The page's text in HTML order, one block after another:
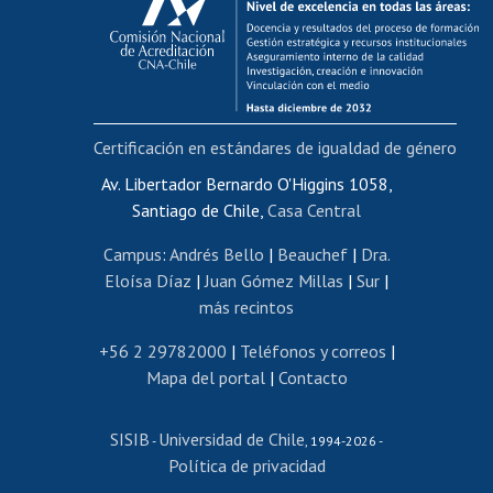
Postulación al AUCAI
Funcionarias/os
Cursos internos de capacitación
Bienestar del personal
Portal de movilidad interna
Certificado de renta
Certificado de renta honorarios
Editar páginas blancas
Extranjeras/os
Revalidación y reconocimiento de títulos
Postulación al Programa de Movilidad Estudiantil
Cursos de español
Av. Libertador Bernardo O'Higgins 1058,
Santiago de Chile, Casa Central
Campus: Andrés Bello | Beauchef| Dra.
Eloísa Díaz | Juan Gómez Millas | Sur |
más recintos
+56 2 29782000 | Teléfonos y correos |
Mapa del portal| Contacto
SISIB - Universidad de Chile , 1994-2026 -
Política de privacidad
Certificación en estándares de igualdad de género